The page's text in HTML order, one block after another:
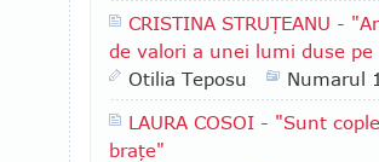
CRISTINA STRUŢEANU -
de valori a unei lumi duse pe
Otilia Teposu
Numarul
LAURA COSOI - "Sunt
braţe"